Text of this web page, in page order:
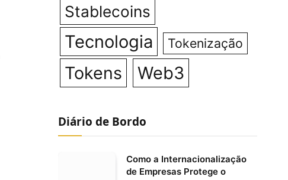
Stablecoins
Tecnologia Tokenização
Tokens Web3
Diário de Bordo
Como a Internacionalização
de Empresas Protege o